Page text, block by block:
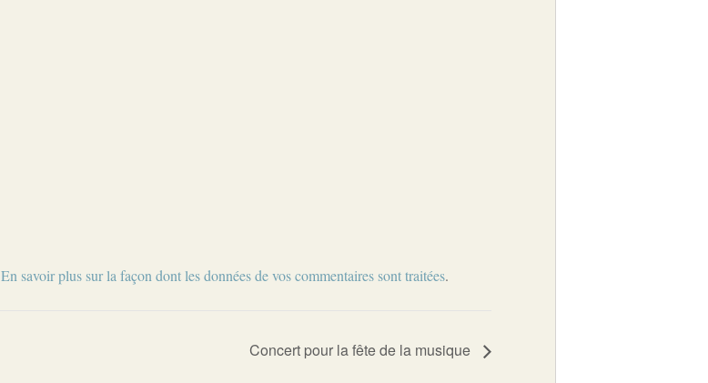
En savoir plus sur la façon dont les données de vos commentaires sont traitées.
Concert pour la fête de la musique